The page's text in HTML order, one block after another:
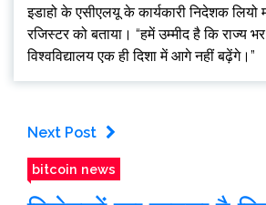
इडाहो के एसीएलयू के कार्यकारी निदेशक लियो
रजिस्टर को बताया। “हमें उम्मीद है कि
विश्वविद्यालय एक ही दिशा में आगे नहीं बढ़ेंगे।”
Next Post
bitcoin news